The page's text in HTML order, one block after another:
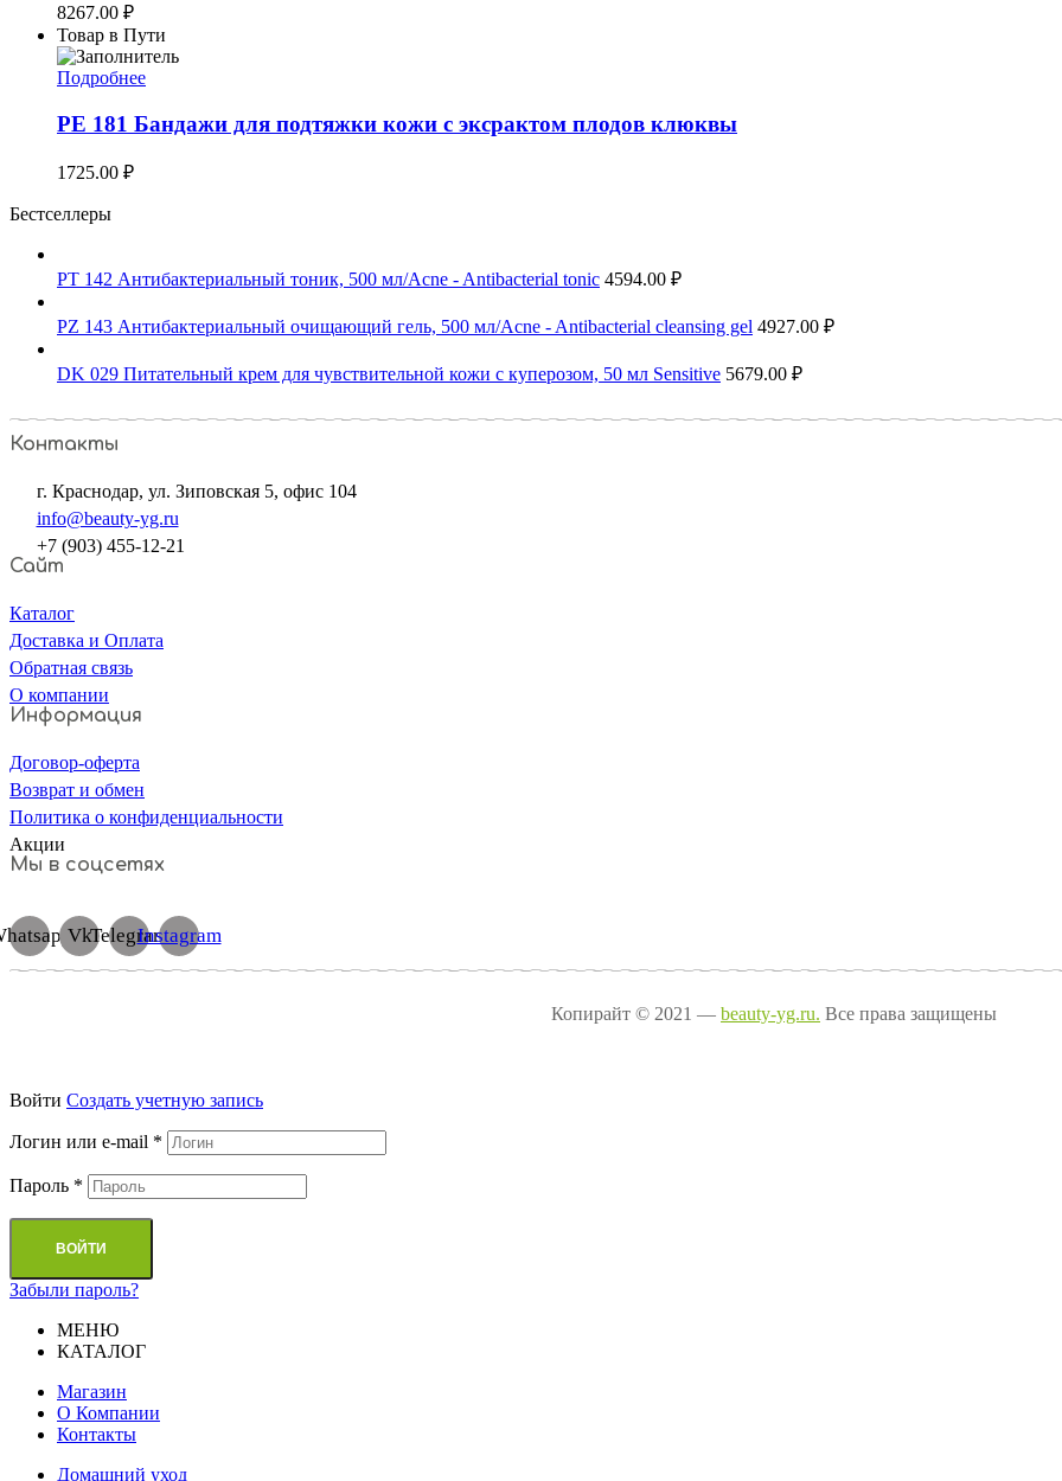
8267.00 ₽
Товар в Пути
Подробнее
PE 181 Бандажи для подтяжки кожи c эксрактом плодов клюквы
1725.00 ₽
Бестселлеры
PT 142 Антибактериальный тоник, 500 мл/Acne - Antibacterial tonic 4594.00 ₽
PZ 143 Антибактериальный очищающий гель, 500 мл/Acne - Antibacterial cleansing gel 4927.00 ₽
DK 029 Питательный крем для чувствительной кожи с куперозом, 50 мл Sensitive 5679.00 ₽
Контакты
г. Краснодар, ул. Зиповская 5, офис 104
info@beauty-yg.ru
+7 (903) 455-12-21
Сайт
Каталог
Доставка и Оплата
Обратная связь
О компании
Информация
Договор-оферта
Возврат и обмен
Политика о конфиденциальности
Акции
Мы в соцсетях
VkTelegramInstagram
Копирайт © 2021 — beauty-yg.ru. Все права защищены
Войти Cоздать учетную запись
Логин или e-mail *
Пароль *
ВОЙТИ
Забыли пароль?
МЕНЮ
КАТАЛОГ
Магазин
О Компании
Контакты
Домашний уход